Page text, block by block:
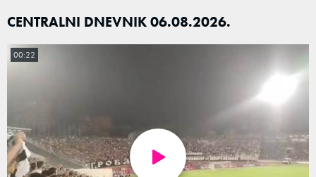
CENTRALNI DNEVNIK 06.08.2026.
00:22